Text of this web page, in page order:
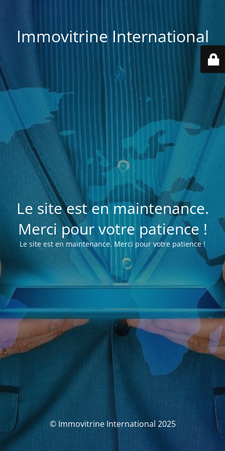
Immovitrine International
Le site est en maintenance.
Merci pour votre patience !
Le site est en maintenance. Merci pour votre patience !
© Immovitrine International 2025